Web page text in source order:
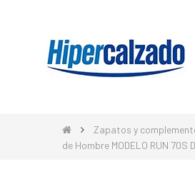
Zapatos y
de Hombre MODELO RUN 70S